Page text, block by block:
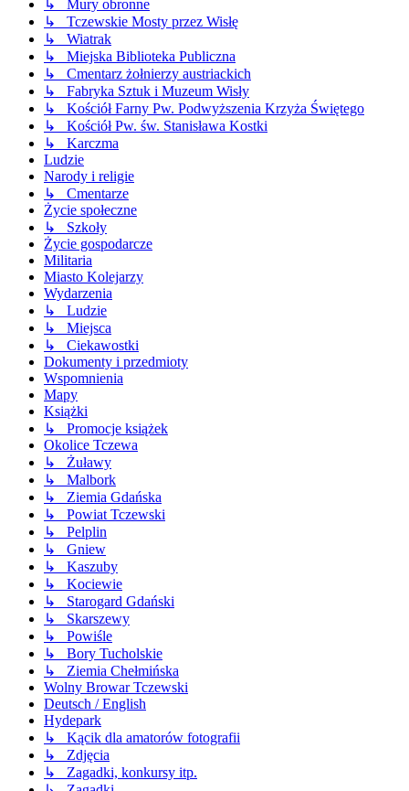
↳ Mury obronne
↳ Tczewskie Mosty przez Wisłę
↳ Wiatrak
↳ Miejska Biblioteka Publiczna
↳ Cmentarz żołnierzy austriackich
↳ Fabryka Sztuk i Muzeum Wisły
↳ Kościół Farny Pw. Podwyższenia Krzyża Świętego
↳ Kościół Pw. św. Stanisława Kostki
↳ Karczma
Ludzie
Narody i religie
↳ Cmentarze
Życie społeczne
↳ Szkoły
Życie gospodarcze
Militaria
Miasto Kolejarzy
Wydarzenia
↳ Ludzie
↳ Miejsca
↳ Ciekawostki
Dokumenty i przedmioty
Wspomnienia
Mapy
Książki
↳ Promocje książek
Okolice Tczewa
↳ Żuławy
↳ Malbork
↳ Ziemia Gdańska
↳ Powiat Tczewski
↳ Pelplin
↳ Gniew
↳ Kaszuby
↳ Kociewie
↳ Starogard Gdański
↳ Skarszewy
↳ Powiśle
↳ Bory Tucholskie
↳ Ziemia Chełmińska
Wolny Browar Tczewski
Deutsch / English
Hydepark
↳ Kącik dla amatorów fotografii
↳ Zdjęcia
↳ Zagadki, konkursy itp.